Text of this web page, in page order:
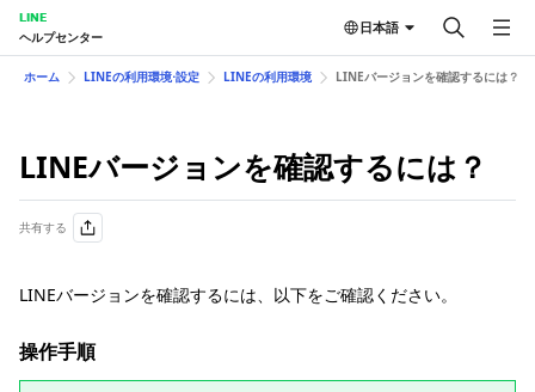
LINE
ヘルプセンター
日本語
ホーム LINEの利用環境⋅設定 LINEの利用環境 LINEバージョンを確認するには？
LINEバージョンを確認するには？
共有する
LINEバージョンを確認するには、以下をご確認ください。
操作手順